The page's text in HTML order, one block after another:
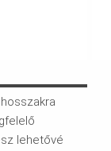
lehetővé